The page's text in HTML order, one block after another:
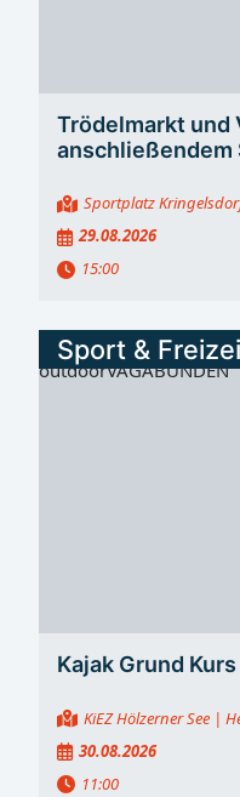
Trödelmarkt und
anschließendem
Sportplatz
29.08.2026
15:00
Sport &
Kajak Grund Kurs
KiEZ Hölzerner See |
30.08.2026
11:00